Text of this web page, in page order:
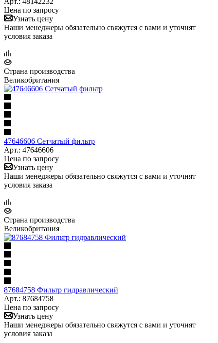
Цена по запросу
Узнать цену
Наши менеджеры обязательно свяжутся с вами и уточнят
условия заказа
Страна производства
Великобритания
47646606 Сетчатый фильтр
Арт.: 47646606
Цена по запросу
Узнать цену
Наши менеджеры обязательно свяжутся с вами и уточнят
условия заказа
Страна производства
Великобритания
87684758 Фильтр гидравлический
Арт.: 87684758
Цена по запросу
Узнать цену
Наши менеджеры обязательно свяжутся с вами и уточнят
условия заказа